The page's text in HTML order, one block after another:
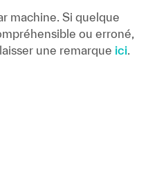
machine. Si quelque
ou erroné,
une remarque ici.